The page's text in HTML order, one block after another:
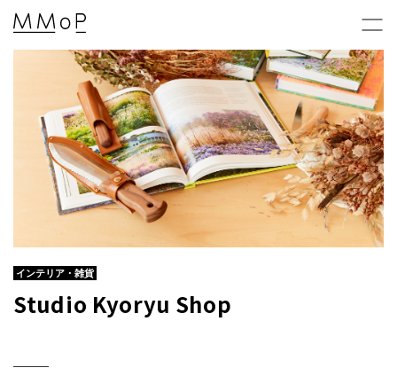
新着情報 & 特集コラム
News & Columns
MMoPの映画上映会
MMoP CINEMA
インテリア・雑貨
Studio Kyoryu Shop